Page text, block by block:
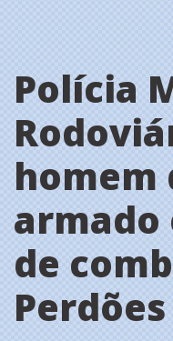
Polícia
homem
armado
de
Perdões